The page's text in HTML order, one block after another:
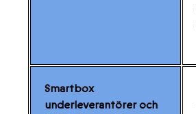
Smartbox
underleverantörer och